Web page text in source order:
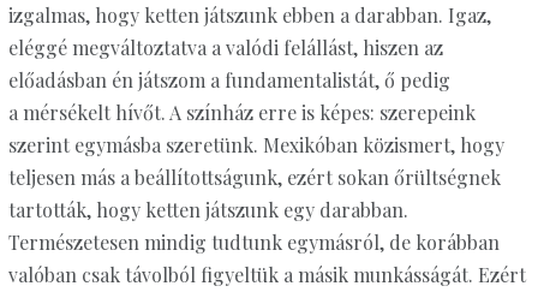
izgalmas, hogy ketten játszunk ebben a darabban. Igaz,
eléggé megváltoztatva a valódi felállást, hiszen az
előadásban én játszom a fundamentalistát, ő pedig
a mérsékelt hívőt. A színház erre is képes: szerepeink
szerint egymásba szeretünk. Mexikóban közismert, hogy
teljesen más a beállítottságunk, ezért sokan őrültségnek
tartották, hogy ketten játszunk egy darabban.
Természetesen mindig tudtunk egymásról, de korábban
valóban csak távolból figyeltük a másik munkásságát. Ezért